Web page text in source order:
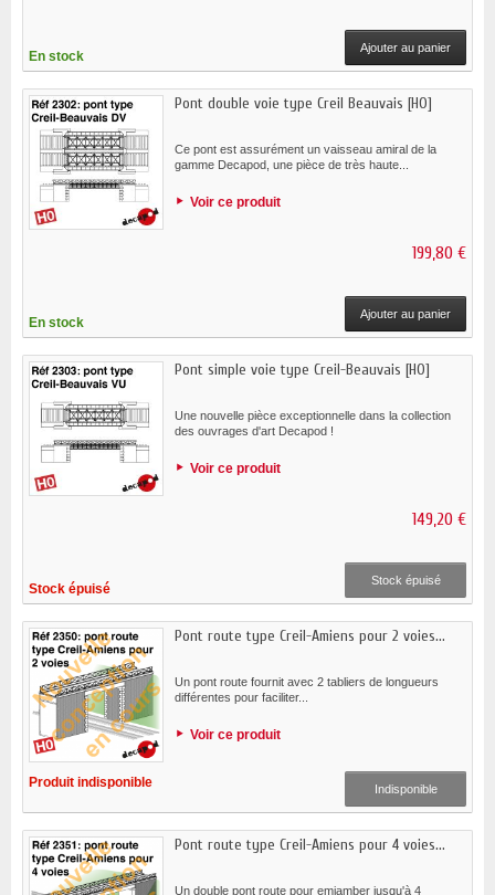
En stock
Ajouter au panier
Pont double voie type Creil Beauvais [HO]
Ce pont est assurément un vaisseau amiral de la
gamme Decapod, une pièce de très haute...
Voir ce produit
199,80 €
En stock
Ajouter au panier
Pont simple voie type Creil-Beauvais [HO]
Une nouvelle pièce exceptionnelle dans la collection
des ouvrages d'art Decapod !
Voir ce produit
149,20 €
Stock épuisé
Stock épuisé
Pont route type Creil-Amiens pour 2 voies...
Un pont route fournit avec 2 tabliers de longueurs
différentes pour faciliter...
Voir ce produit
Produit indisponible Indisponible
Pont route type Creil-Amiens pour 4 voies...
Un double pont route pour emjamber jusqu'à 4